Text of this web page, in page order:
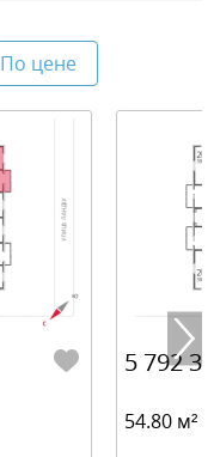
По цене
5 792
54.80 м²